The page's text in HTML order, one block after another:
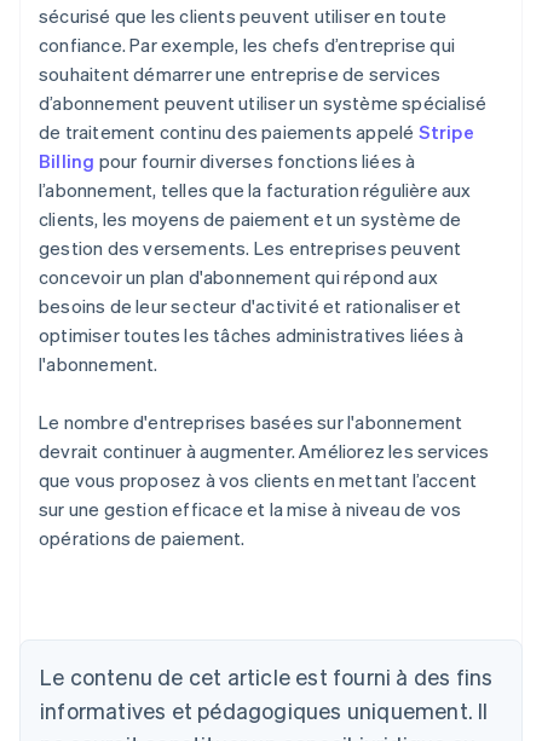
sécurisé que les clients peuvent utiliser en toute
confiance. Par exemple, les chefs d’entreprise qui
souhaitent démarrer une entreprise de services
d’abonnement peuvent utiliser un système spécialisé
de traitement continu des paiements appelé Stripe
Billing pour fournir diverses fonctions liées à
l’abonnement, telles que la facturation régulière aux
clients, les moyens de paiement et un système de
gestion des versements. Les entreprises peuvent
concevoir un plan d'abonnement qui répond aux
besoins de leur secteur d'activité et rationaliser et
optimiser toutes les tâches administratives liées à
l'abonnement.
Le nombre d'entreprises basées sur l'abonnement
devrait continuer à augmenter. Améliorez les services
que vous proposez à vos clients en mettant l’accent
sur une gestion efficace et la mise à niveau de vos
opérations de paiement.
Le contenu de cet article est fourni à des fins
informatives et pédagogiques uniquement. Il
DeutschEnglish
Australie
English
Autriche